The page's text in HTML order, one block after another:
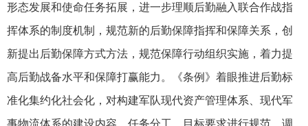
形态发展和使命任务拓展，进一步理顺后勤融入联合作战指
挥体系的制度机制，规范新的后勤保障指挥和保障关系，创
新提出后勤保障方式方法，规范保障行动组织实施，着力提
高后勤战备水平和保障打赢能力。《条例》着眼推进后勤标
准化集约化社会化，对构建军队现代资产管理体系、现代军
事物流体系的建设内容、任务分工、目标要求进行规范，调